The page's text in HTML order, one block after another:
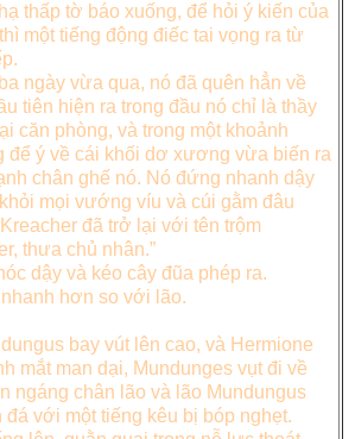
thấp tờ báo xuống, để hỏi ý kiến của
một tiếng động điếc tai vọng ra từ
ngày vừa qua, nó đã quên hẳn về
tiên hiện ra trong đầu nó chỉ là thầy
căn phòng, và trong một khoảnh
để ý về cái khối dơ xương vừa biến ra
chân ghế nó. Nó đứng nhanh dậy
mọi vướng víu và cúi gằm đâu
đã trở lại với tên trộm
thưa chủ nhân.”
dậy và kéo cây đũa phép ra.
hơn so với lão.
bay vút lên cao, và Hermione
mắt man dại, Mundunges vụt đi về
ngáng chân lão và lão Mundungus
đá với một tiếng kêu bị bóp nghẹt.